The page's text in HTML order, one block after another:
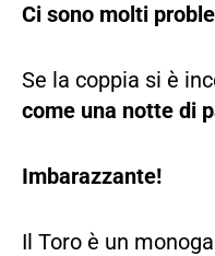
Ci sono molti
Se la coppia si è
come una notte di
Imbarazzante!
Il Toro è un